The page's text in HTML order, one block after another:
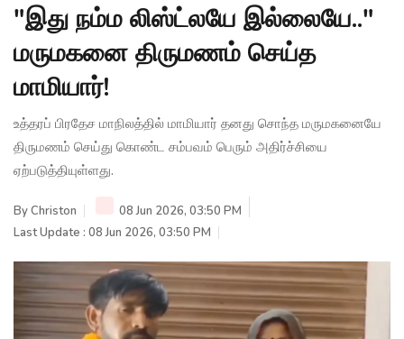
"இது நம்ம லிஸ்ட்லயே இல்லையே.."
மருமகனை திருமணம் செய்த
மாமியார்!
உத்தரப் பிரதேச மாநிலத்தில் மாமியார் தனது சொந்த மருமகனையே
திருமணம் செய்து கொண்ட சம்பவம் பெரும் அதிர்ச்சியை
ஏற்படுத்தியுள்ளது.
ByChriston
08 Jun 2026, 03:50 PM
Last Update : 08 Jun 2026, 03:50 PM